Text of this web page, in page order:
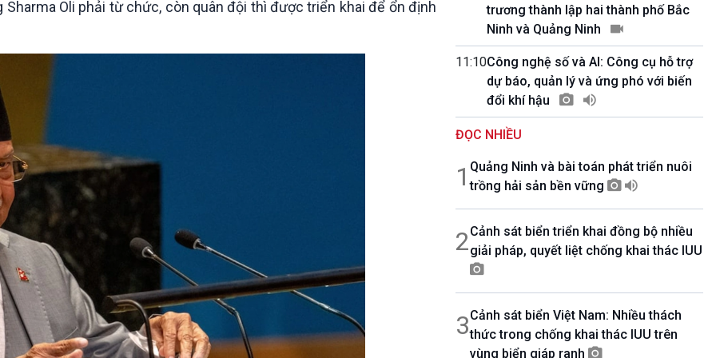
Chát với người nổi tiếng
Video
10 phút Sự kiện - Luận bàn
Câu chuyện thời sự
Dòng chảy sự kiện
Đối thoại
Diễn đàn chủ nhật
Chuyện đêm
Oli phải từ chức, còn quân đội thì được triển khai để ổn định
trương thành lập hai thành phố Bắc
Ninh và Quảng Ninh
11:10Công nghệ số và AI: Công cụ hỗ trợ
dự báo, quản lý và ứng phó với biến
đổi khí hậu
ĐỌC NHIỀU
1Quảng Ninh và bài toán phát triển nuôi
trồng hải sản bền vững
2Cảnh sát biển triển khai đồng bộ nhiều
giải pháp, quyết liệt chống khai thác IUU
3Cảnh sát biển Việt Nam: Nhiều thách
thức trong chống khai thác IUU trên
vùng biển giáp ranh